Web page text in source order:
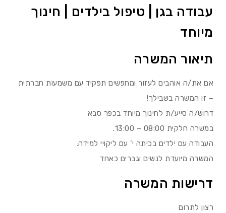
עבודה בגן | טיפול בילדים | חינוך
מיוחד
תיאור המשרה
אם את/ה אוהבים לעזור ומחפשים תפקיד עם משמעות חברתית
– זו המשרה בשבילך!
דרוש/ה סייע/ת לחינוך מיוחד בכפר סבא
במשרה חלקית 08:00 – 13:00.
העבודה עם ילדים בכיתה י’ עם ליקויי למידה.
המשרה מיועדת לנשים וגברים כאחד
דרישות המשרה
רצון לתרום